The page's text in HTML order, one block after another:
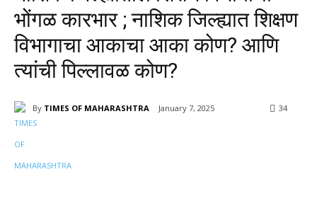
भोंगळ कारभार ; नाशिक जिल्ह्यात शिक्षण
विभागाचा आकाचा आका कोण? आणि
त्यांची पिल्लावळ कोण?
By TIMES OF MAHARASHTRA January 7, 2025 34